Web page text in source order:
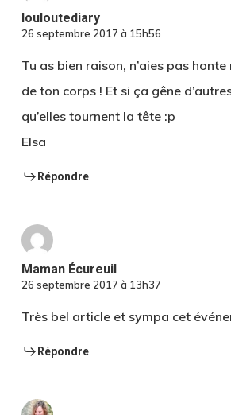
louloutediary
26 septembre 2017 à 15h56
Tu as bien raison, n’aies pas
de ton corps ! Et si ça gêne
qu’elles tournent la tête :p
Elsa
Répondre
Maman Écureuil
26 septembre 2017 à 13h37
Très bel article et sympa cet
Répondre